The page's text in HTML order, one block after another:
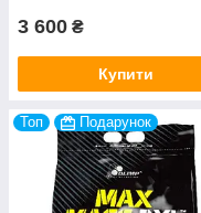
3 600 ₴
Купити
Топ Подарунок